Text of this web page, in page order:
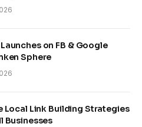
on FB & Google
Sphere
Local Link Building Strategies
Businesses